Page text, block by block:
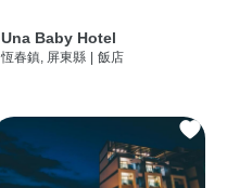
Una Baby Hotel
恆春鎮, 屏東縣 飯店